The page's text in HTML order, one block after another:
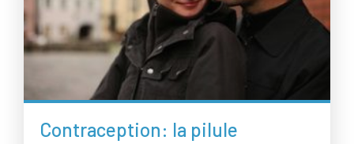
Contraception: la pilule